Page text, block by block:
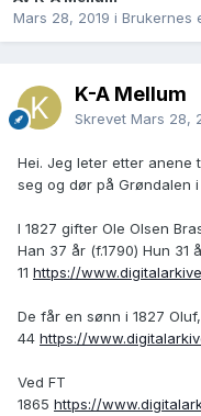
Mars 28, 2019 i Brukernes
K-A Mellum
Skrevet Mars 28,
Hei. Jeg leter etter anene
seg og dør på Grøndalen i
I 1827 gifter Ole Olsen
Han 37 år (f.1790) Hun 31
11 https://
De får en sønn i 1827
44 https://
Ved FT
1865 https://